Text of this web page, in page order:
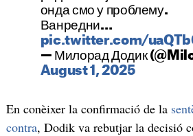
онда смо у проблему.
Ванредни…
pic.twitter.com/
— Милорад Додик
August 1, 2025
En conèixer la confirmació de la
contra, Dodik va rebutjar la decisió